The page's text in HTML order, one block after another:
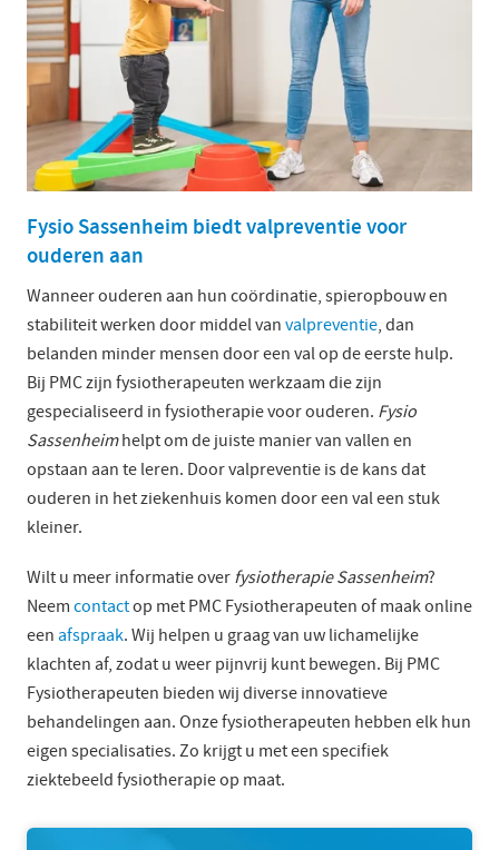
Fysio Sassenheim biedt valpreventie voor
ouderen aan
Wanneer ouderen aan hun coördinatie, spieropbouw en
stabiliteit werken door middel van valpreventie, dan
belanden minder mensen door een val op de eerste hulp.
Bij PMC zijn fysiotherapeuten werkzaam die zijn
gespecialiseerd in fysiotherapie voor ouderen. Fysio
Sassenheimhelpt om de juiste manier van vallen en
opstaan aan te leren. Door valpreventie is de kans dat
ouderen in het ziekenhuis komen door een val een stuk
kleiner.
Wilt u meer informatie over fysiotherapie Sassenheim?
Neem contactop met PMC Fysiotherapeuten of maak online
een afspraak. Wij helpen u graag van uw lichamelijke
klachten af, zodat u weer pijnvrij kunt bewegen. Bij PMC
Fysiotherapeuten bieden wij diverse innovatieve
behandelingen aan. Onze fysiotherapeuten hebben elk hun
eigen specialisaties. Zo krijgt u met een specifiek
ziektebeeld fysiotherapie op maat.